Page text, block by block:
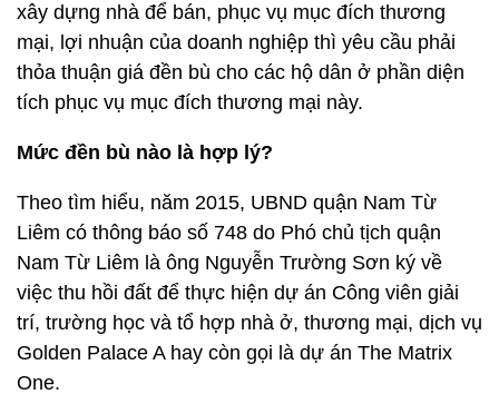
xây dựng nhà để bán, phục vụ mục đích thương
mại, lợi nhuận của doanh nghiệp thì yêu cầu phải
thỏa thuận giá đền bù cho các hộ dân ở phần diện
tích phục vụ mục đích thương mại này.
Mức đền bù nào là hợp lý?
Theo tìm hiểu, năm 2015, UBND quận Nam Từ
Liêm có thông báo số 748 do Phó chủ tịch quận
Nam Từ Liêm là ông Nguyễn Trường Sơn ký về
việc thu hồi đất để thực hiện dự án Công viên giải
trí, trường học và tổ hợp nhà ở, thương mại, dịch vụ
Golden Palace A hay còn gọi là dự án The Matrix
One.